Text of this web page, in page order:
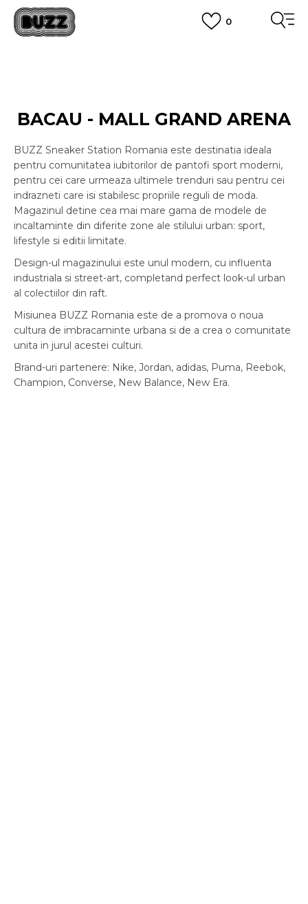
0
BACAU - MALL GRAND ARENA
BUZZ Sneaker Station Romania este destinatia ideala
pentru comunitatea iubitorilor de pantofi sport moderni,
pentru cei care urmeaza ultimele trenduri sau pentru cei
indrazneti care isi stabilesc propriile reguli de moda.
Magazinul detine cea mai mare gama de modele de
incaltaminte din diferite zone ale stilului urban: sport,
lifestyle si editii limitate.
Design-ul magazinului este unul modern, cu influenta
industriala si street-art, completand perfect look-ul urban
al colectiilor din raft.
Misiunea BUZZ Romania este de a promova o noua
cultura de imbracaminte urbana si de a crea o comunitate
unita in jurul acestei culturi.
Brand-uri partenere: Nike, Jordan, adidas, Puma, Reebok,
Champion, Converse, New Balance, New Era.